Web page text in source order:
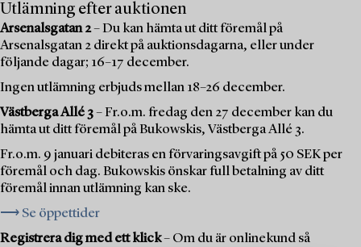
Utlämning efter auktionen
Arsenalsgatan 2– Du kan hämta ut ditt föremål på
Arsenalsgatan 2 direkt på auktionsdagarna, eller under
följande dagar; 16–17 december.
Ingen utlämning erbjuds mellan 18–26 december.
Västberga Allé 3– Fr.o.m. fredag den 27 december kan du
hämta ut ditt föremål på Bukowskis, Västberga Allé 3.
Fr.o.m. 9 januari debiteras en förvaringsavgift på 50 SEK per
föremål och dag. Bukowskis önskar full betalning av ditt
föremål innan utlämning kan ske.
⟶ Se öppettider
Registrera dig med ett klick– Om du är onlinekund så